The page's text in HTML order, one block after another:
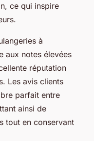
ce qui inspire
à
aux notes élevées
réputation
Les avis clients
parfait entre
ainsi de
tout en conservant